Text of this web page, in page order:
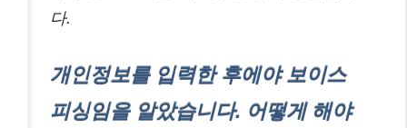
다.
개인정보를 입력한 후에야 보이스
피싱임을 알았습니다. 어떻게 해야